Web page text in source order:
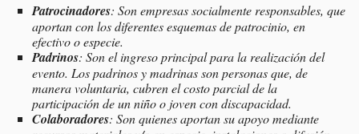
Patrocinadores: Son empresas socialmente responsables, que
aportan con los diferentes esquemas de patrocinio, en
efectivo o especie.
Padrinos: Son el ingreso principal para la realización del
evento. Los padrinos y madrinas son personas que, de
manera voluntaria, cubren el costo parcial de la
participación de un niño o joven con discapacidad.
Colaboradores: Son quienes aportan su apoyo mediante